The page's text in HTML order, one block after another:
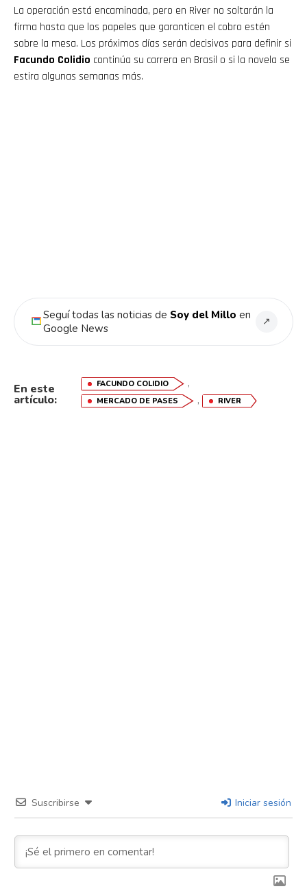
La operación está encaminada, pero en River no soltarán la
firma hasta que los papeles que garanticen el cobro estén
sobre la mesa. Los próximos días serán decisivos para definir si
Facundo Colidio continúa su carrera en Brasil o si la novela se
estira algunas semanas más.
Seguí todas las noticias de Soy del Millo en
Google News
↗
En este
artículo:
FACUNDO COLIDIO ,
MERCADO DE PASES , RIVER
Suscribirse Iniciar sesión